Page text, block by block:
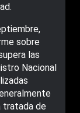
sobre
las
Nacional
tratada de